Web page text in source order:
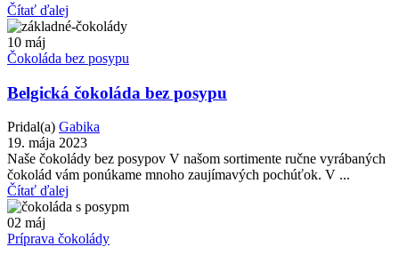
Čítať ďalej
10 máj
Čokoláda bez posypu
Belgická čokoláda bez posypu
Pridal(a) Gabika
19. mája 2023
Naše čokolády bez posypov V našom sortimente ručne vyrábaných
čokolád vám ponúkame mnoho zaujímavých pochúťok. V ...
Čítať ďalej
02 máj
Príprava čokolády